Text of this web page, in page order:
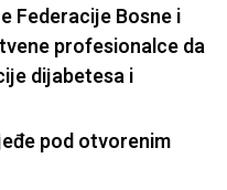
Federacije Bosne i
profesionalce da
dijabetesa i
pod otvorenim